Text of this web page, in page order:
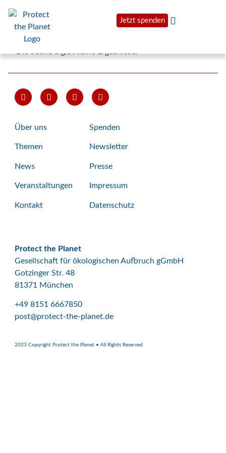
Jetzt spenden
Über uns
Themen
News
Veranstaltungen
Kontakt
Spenden
Newsletter
Presse
Impressum
Datenschutz
Protect the Planet
Gesellschaft für ökologischen Aufbruch gGmbH
Gotzinger Str. 48
81371 München
+49 8151 6667850
post@protect-the-planet.de
2023 Copyright Protect the Planet • All Rights Reserved